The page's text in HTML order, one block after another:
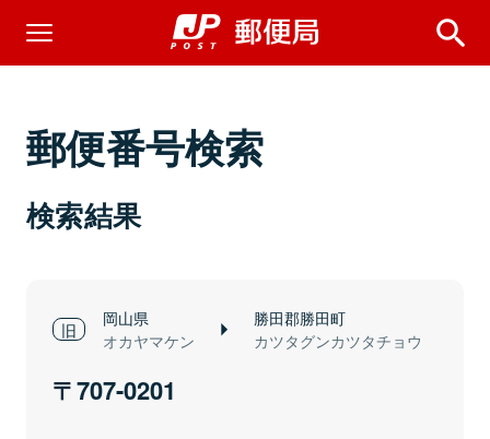
郵便番号検索
検索結果
岡山県
オカヤマケン
勝田郡勝田町
カツタグンカツタチョウ
707-0201